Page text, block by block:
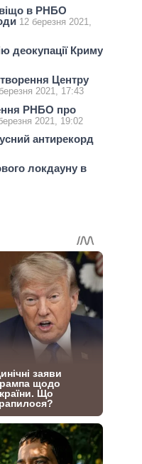
в РНБО
12 березня 2021,
деокупації Криму
Центру
2021, 17:43
РНБО про
2021, 19:02
антирекорд
локдауну в